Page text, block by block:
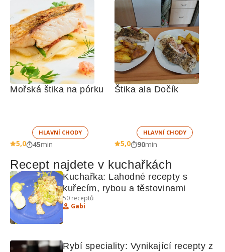
Mořská štika na pórku
HLAVNÍ CHODY
5,0 45min
Štika ala Dočík
HLAVNÍ CHODY
5,0 90min
Recept najdete v kuchařkách
Kuchařka: Lahodné recepty s
kuřecím, rybou a těstovinami
50 receptů
Gabi
Rybí speciality: Vynikající recepty z